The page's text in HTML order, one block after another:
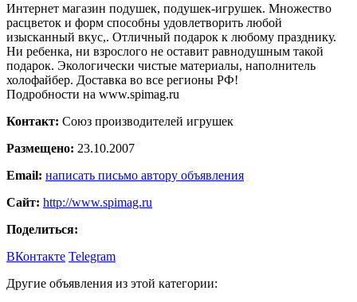
Интернет магазин подушек, подушек-игрушек. Множество
расцветок и форм способны удовлетворить любой
изысканный вкус,. Отличный подарок к любому празднику.
Ни ребенка, ни взрослого не оставит равнодушным такой
подарок. Экологически чистые материалы, наполнитель
холофайбер. Доставка во все регионы РФ!
Подробности на www.spimag.ru
Контакт: Союз производителей игрушек
Размещено: 23.10.2007
Email: написать письмо автору объявления
Сайт: http://www.spimag.ru
Поделиться:
ВКонтакте Telegram
Другие объявления из этой категории: